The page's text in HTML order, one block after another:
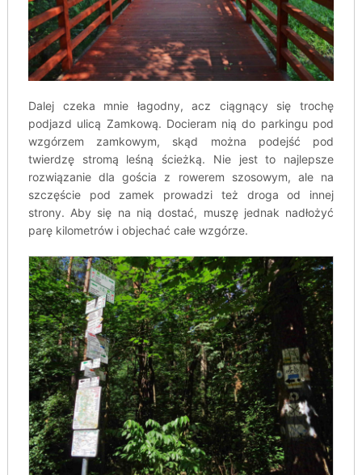
Dalej czeka mnie łagodny, acz ciągnący się trochę
podjazd ulicą Zamkową. Docieram nią do parkingu pod
wzgórzem zamkowym, skąd można podejść pod
twierdzę stromą leśną ścieżką. Nie jest to najlepsze
rozwiązanie dla gościa z rowerem szosowym, ale na
szczęście pod zamek prowadzi też droga od innej
strony. Aby się na nią dostać, muszę jednak nadłożyć
parę kilometrów i objechać całe wzgórze.